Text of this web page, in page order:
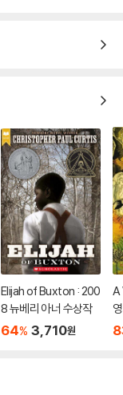
Elijah of Buxton : 200
8 뉴베리 아너 수상작
64% 3,710원
A